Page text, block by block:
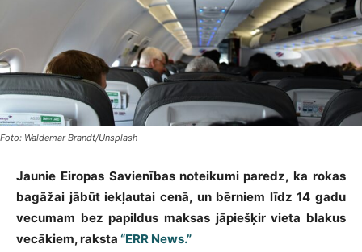
Foto: Waldemar Brandt/Unsplash
Jaunie Eiropas Savienības noteikumi paredz, ka rokas
bagāžai jābūt iekļautai cenā, un bērniem līdz 14 gadu
vecumam bez papildus maksas jāpiešķir vieta blakus
vecākiem, raksta “ERR News.”